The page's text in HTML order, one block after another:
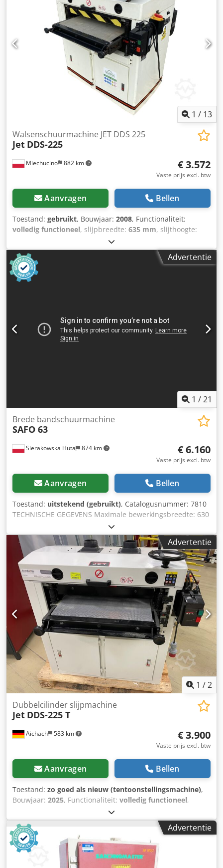
wals: + *vanaf boven: - invoerrol, rubber, antislip: + -
aggregaat: + - uitvoerrol, rubber, antislip: + Crsdpfxjw Ip
Eks Apyef *vanaf onder: - rubberen antisliprol: + -
transportband: + - pneumatische bandoscillatie met
fotocellen: + - 2 voedingssnelheden: 0,28 kW - motor: 6 kW
- elektrische rem: + - elektrische tafelverstelling: + -
werkdruk: 6-8 bar - diameter van de afzuigaansluiting: 150
mm - totale afmetingen (l/b/h): 1070x1320x1900 mm -
1 / 13
Miechucino 882 km
Walsenschuurmachine JET DDS 225
Jet DDS-225
€ 3.572
Vaste prijs excl. btw
Aanvragen Bellen
Toestand: gebruikt, Bouwjaar: 2008, Functionaliteit:
volledig functioneel, slijpbreedte: 635 mm, slijthoogte:
, – bouwjaar: 2008 TECHNISCHE SPECIFICATIES: –
nominaal vermogen: 5550 W – werkelijk vermogen: 3700 W
= 3,7 kW – max. schuurbreedte: 635 mm – max.
werkstukdikte: 133 mm – min. werkstukdikte: 0,8 mm –
min. werkstuklengte: 230 mm Codpfew Ip Hujx Apysrf –
voedingssnelheden – machineafmetingen (l/b/h): 110 / 110
/ 110 cm – gewicht: 332 kg
Advertentie
1 /21
Sierakowska Huta 874 km
Brede bandschuurmachine
SAFO 63
€ 6.160
Vaste prijs excl. btw
Aanvragen Bellen
Toestand: uitstekend (gebruikt), Catalogusnummer: 7810
TECHNISCHE GEGEVENS Maximale bewerkingsbreedte: 630
mm Maximale bewerkingshoogte: 110 mm 2 aggregaten: 1)
Geribbelde rubberen kalibreerwals 2) Geribbelde
rubberen kalibreerwals + schoen + metalen wals *Van
boven: Invoermetaalrol met slip 1e aggregaat Metalen
sliprol 2e aggregaat Metalen sliprol *Van onder: 2 metalen
sliprollen Trekkende transportband 2 metalen sliprollen
Pneumatische bandoscillatie 2 voedingssnelheden
Motoren: 2×7,5 kW Elektrisch verstelbare tafel Csdpfx
Aozmgk Hjpyerf Bedrijfsdruk: 6-8 bar Diameter
afzuigaansluiting: 2x160 mm Totale afmetingen (l/b/h):
1650x1060x1970 mm Gewicht: 972 kg – Poolse productie –
2 aggregaten – Onbehandeld (niet gespoten) – Zeer goede
staat – Gebruikte schuurmachine Nettoprijs: 25.900 PLN
Nettoprijs: 6.160 EUR (afhankelijk van koers 4,2 EUR)
(Prijzen kunnen variëren bij grote koersschommelingen)
Advertentie
1 /2
Aichach 583 km
Dubbelcilinder slijpmachine
Jet DDS-225 T
€ 3.900
Vaste prijs excl. btw
Aanvragen Bellen
Toestand: zo goed als nieuw (tentoonstellingsmachine),
Bouwjaar: 2025, Functionaliteit: volledig functioneel,
Demonstratiemachine, weinig bedrijfsuren. 3,7 kW motor
voor hoge afnamecapaciteit, robuuste constructie, geschikt
voor continu professioneel gebruik. Stalen trommels met
hardrubberen coating zorgen voor absoluut vlakke, gladde
oppervlakken. Onafhankelijk instelbare, achterste trommel
voor gecontroleerde spanafname. Crjdpfxsziw Afo Apyjf
Advertentie